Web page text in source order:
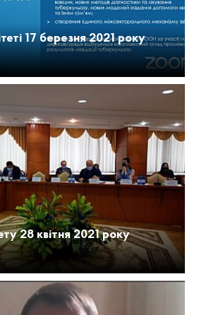
17 березня 2021 року
28 квітня 2021 року